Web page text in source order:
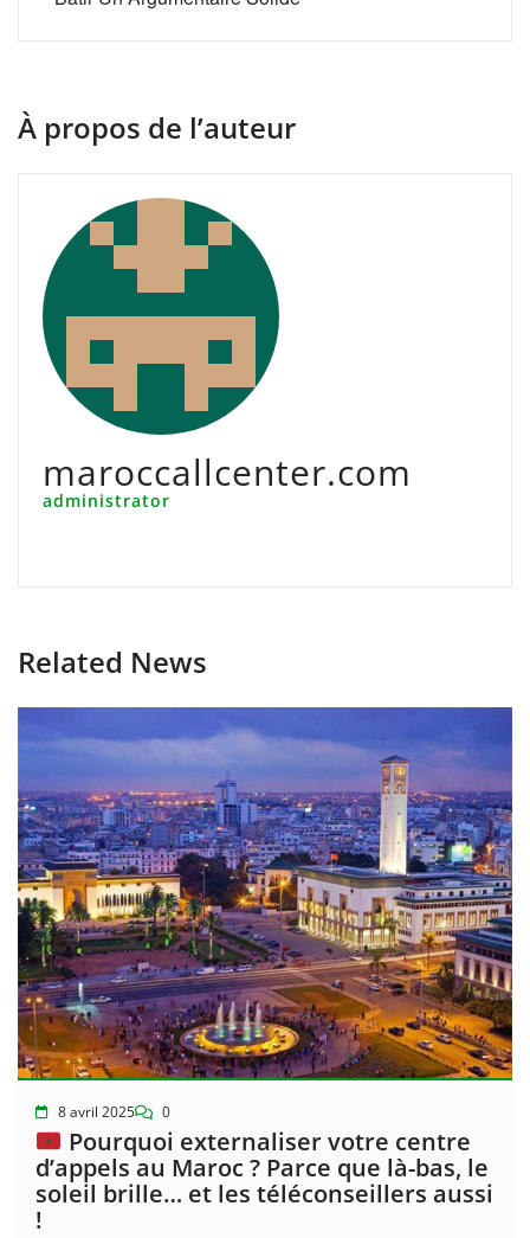
À propos de l’auteur
maroccallcenter.com
administrator
Related News
8 avril 2025 0
Pourquoi externaliser votre centre
d’appels au Maroc ? Parce que là-bas, le
soleil brille… et les téléconseillers aussi
!